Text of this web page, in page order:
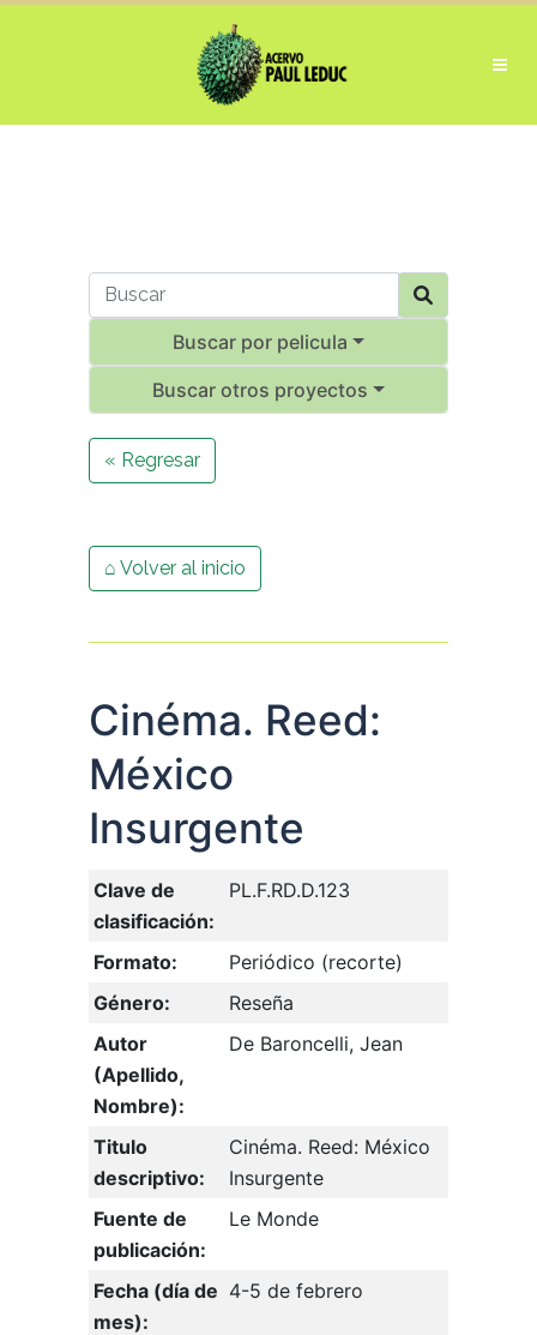
Buscar por pelicula
Buscar otros proyectos
« Regresar
⌂ Volver al inicio
Cinéma. Reed:
México
Insurgente
Clave de
clasificación:
PL.F.RD.D.123
Formato:
Periódico (recorte)
Género:
Reseña
Autor
(Apellido,
Nombre):
De Baroncelli, Jean
Titulo
descriptivo:
Cinéma. Reed: México
Insurgente
Fuente de
publicación:
Le Monde
Fecha (día de
mes):
4-5 de febrero